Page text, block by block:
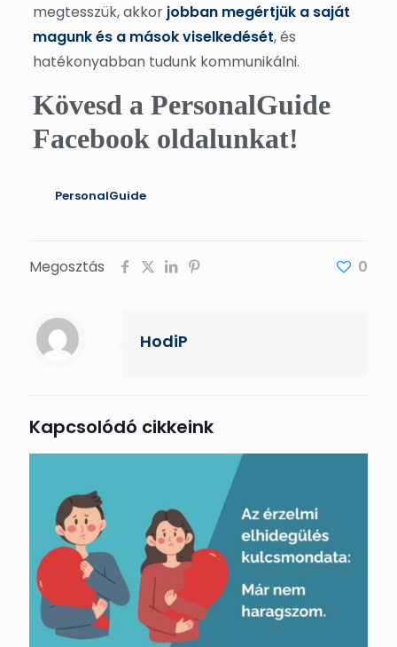
megtesszük, akkor jobban megértjük a saját
magunk és a mások viselkedését, és
hatékonyabban tudunk kommunikálni.
Kövesd a PersonalGuide
Facebook oldalunkat!
PersonalGuide
Megosztás 0
HodiP
Kapcsolódó cikkeink